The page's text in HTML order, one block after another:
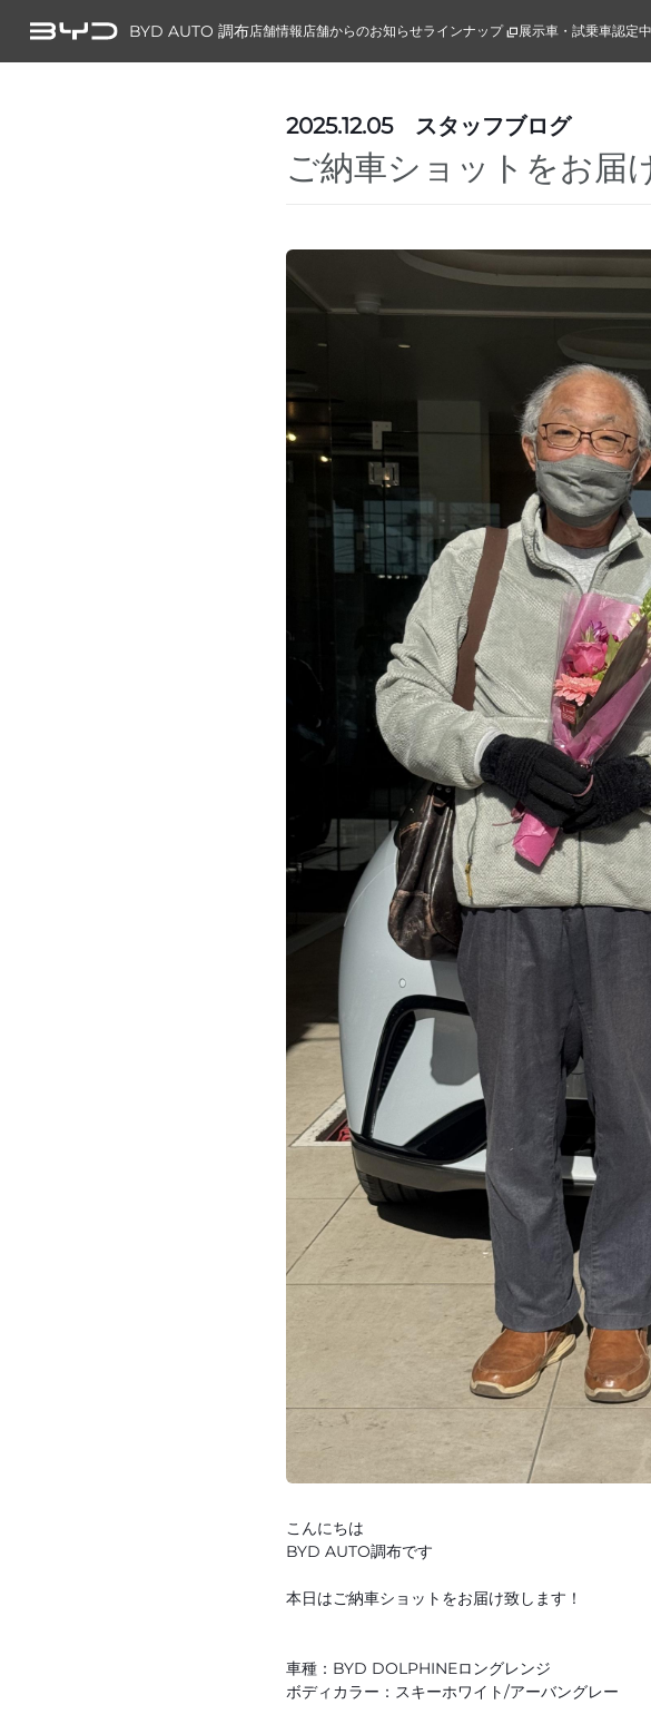
BYD AUTO 調布店舗情報店舗からのお知らせラインナップ 展示車・試乗車認定
2025.12.05 スタッフブログ
ご納車ショットをお届
こんにちは
BYD AUTO調布です
本日はご納車ショットをお届け致します！
車種：BYD DOLPHINEロングレンジ
ボディカラー：スキーホワイト/アーバングレー